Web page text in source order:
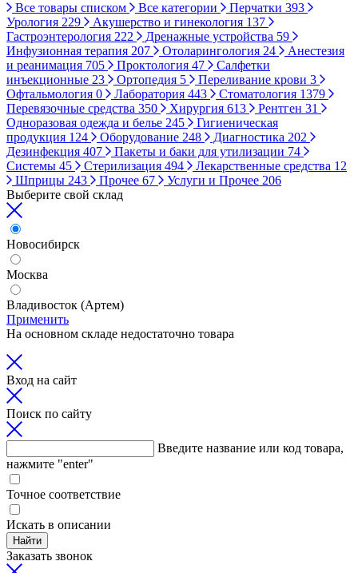
Все товары списком Все категории Перчатки 393
Урология 229 Акушерство и гинекология 137
Гастроэнтерология 222 Дренажные устройства 59
Инфузионная терапия 207 Отоларингология 24
Анестезия
и реанимация 705 Проктология 47
Салфетки
инъекционные 23 Ортопедия 5 Переливание крови 3
Офтальмология 0 Лаборатория 443 Стоматология 1379
Перевязочные средства 350 Хирургия 613 Рентген 31
Одноразовая одежда и белье 245
Гигиеническая
продукция 124 Оборудование 248 Диагностика 202
Дезинфекция 407 Пакеты и баки для утилизации 74
Системы 45 Стерилизация 494 Лекарственные средства 12
Шприцы 243 Прочее 67 Услуги и Прочее 206
Выберите свой склад
Новосибирск
Москва
Владивосток (Артем)
Применить
На основном складе недостаточно товара
Вход на сайт
Поиск по сайту
Введите название или код товара,
нажмите "enter"
Точное соответствие
Искать в описании
Найти
Заказать звонок